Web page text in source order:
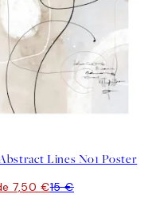
Lines No1 Poster
7,50 €15 €